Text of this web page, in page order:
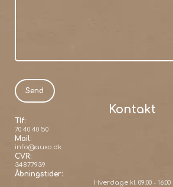
Kontakt
Tlf:
70 40 40 50
Mail:
info@auxo.dk
CVR:
34877939
Åbningstider:
Hverdage kl. 09:00 - 16:00